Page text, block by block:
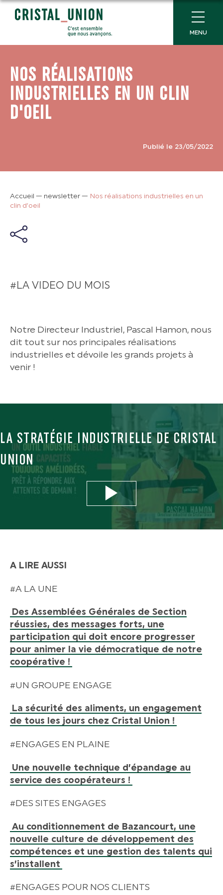
MENU
NOS RÉALISATIONS
INDUSTRIELLES EN UN CLIN
D'OEIL
Publié le 23/05/2022
Accueil — newsletter— Nos réalisations industrielles en un
clin d’oeil
#LA VIDEO DU MOIS
Notre Directeur Industriel, Pascal Hamon, nous
dit tout sur nos principales réalisations
industrielles et dévoile les grands projets à
venir !
Play
-05:03
Mute Settings
LA STRATÉGIE INDUSTRIELLE DE CRISTAL
UNION
A LIRE AUSSI
#A LA UNE
Des Assemblées Générales de Section
réussies, des messages forts, une
participation qui doit encore progresser
pour animer la vie démocratique de notre
coopérative !
#UN GROUPE ENGAGE
La sécurité des aliments, un engagement
de tous les jours chez Cristal Union !
#ENGAGES EN PLAINE
Une nouvelle technique d’épandage au
service des coopérateurs !
#DES SITES ENGAGES
Au conditionnement de Bazancourt, une
nouvelle culture de développement des
compétences et une gestion des talents qui
s’installent
#ENGAGES POUR NOS CLIENTS